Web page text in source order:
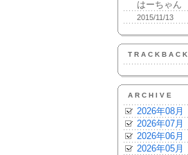
はーちゃん
2015/11/13
TRACKBACK
ARCHIVE
2026年08月
2026年07月
2026年06月
2026年05月